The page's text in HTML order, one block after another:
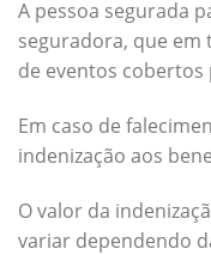
A pessoa segurada
seguradora, que em
de eventos cobertos
Em caso de
indenização aos
O valor da
variar dependendo